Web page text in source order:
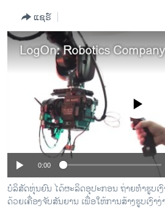
ອິດສະຫຼະພາບດ້ານການຂ່າວ
ຊີວິດຊາວລາວ
ຊຸມຊົນຊາວລາວ
ວິທະຍາສາດ-ເທັກໂນໂລຈີ
ທຸລະກິດ
ພາສາອັງກິດ
ວີດີໂອ
ສຽງ
ແຊຣ໌
No media source
0:00
ບໍ​ລິ​ສັດ​ຫຸ່ນຍົນ ໄດ້​ຜະ​ລິດ​ອຸ​ປະ​ກອນ ​ຖ່າຍ​ທຳ​ຮູ​ບ​ເງົ
ດ້ວຍ​ເຄື່ອງ​ຈັບສັນ​ຍານ ເພື່ອ​ໃຫ້​ການ​ສ້າງ​ຮູບ​ເງົາ​